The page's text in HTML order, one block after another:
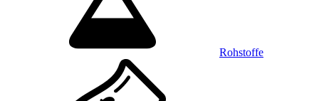
Rohstoffe